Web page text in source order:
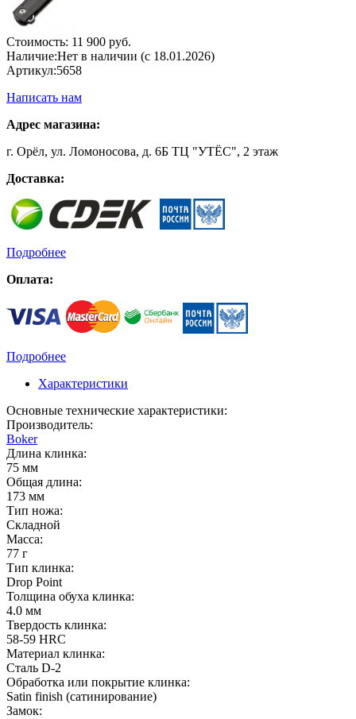
Стоимость: 11 900 руб.
Наличие:Нет в наличии (с 18.01.2026)
Артикул:5658
Написать нам
Адрес магазина:
г. Орёл, ул. Ломоносова, д. 6Б ТЦ "УТЁС", 2 этаж
Доставка:
Подробнее
Оплата:
Подробнее
Характеристики
Основные технические характеристики:
Производитель:
Boker
Длина клинка:
75 мм
Общая длина:
173 мм
Тип ножа:
Складной
Масса:
77 г
Тип клинка:
Drop Point
Толщина обуха клинка:
4.0 мм
Твердость клинка:
58-59 HRC
Материал клинка:
Сталь D-2
Обработка или покрытие клинка:
Satin finish (cатинирование)
Замок: